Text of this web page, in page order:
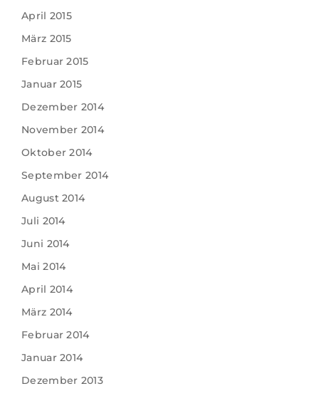
April 2015
März 2015
Februar 2015
Januar 2015
Dezember 2014
November 2014
Oktober 2014
September 2014
August 2014
Juli 2014
Juni 2014
Mai 2014
April 2014
März 2014
Februar 2014
Januar 2014
Dezember 2013